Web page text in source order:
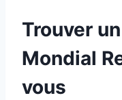
Trouver
Mondial
vous